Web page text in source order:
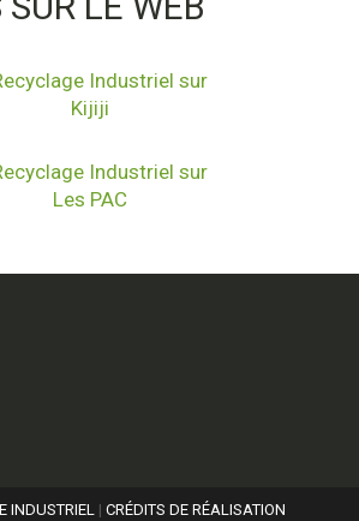
INDUSTRIEL | CRÉDITS DE RÉALISATION